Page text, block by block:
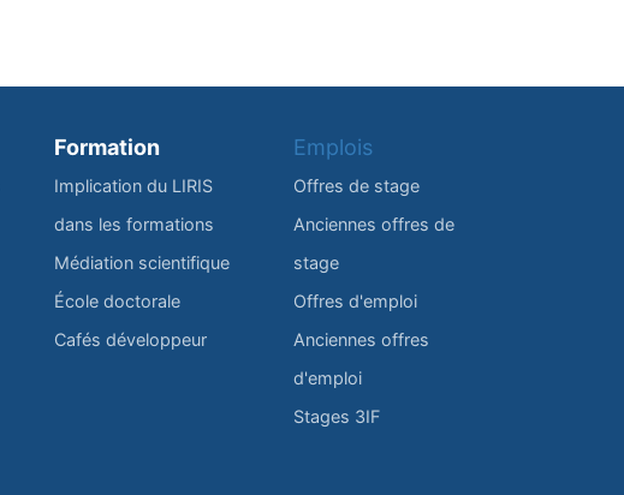
Formation
Implication du LIRIS
dans les formations
Médiation scientifique
École doctorale
Cafés développeur
Emplois
Offres de stage
Anciennes offres de
stage
Offres d'emploi
Anciennes offres
d'emploi
Stages 3IF